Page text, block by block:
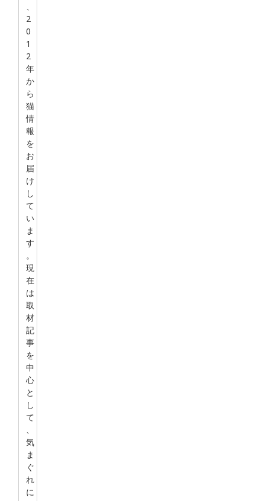
2
0
1
2
年
か
ら
猫
情
報
を
お
届
け
し
て
い
ま
す
。
現
在
は
取
材
記
事
を
中
心
と
し
て
気
ま
ぐ
れ
に